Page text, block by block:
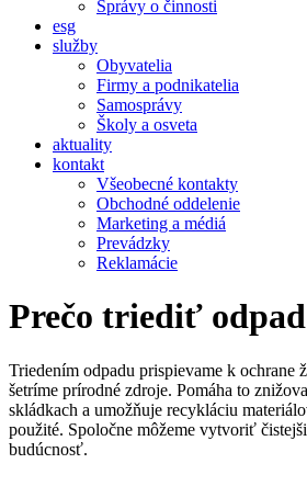
Správy o činnosti
esg
služby
Obyvatelia
Firmy a podnikatelia
Samosprávy
Školy a osveta
aktuality
kontakt
Všeobecné kontakty
Obchodné oddelenie
Marketing a médiá
Prevádzky
Reklamácie
Prečo triediť odpad
Triedením odpadu prispievame k ochrane
šetríme prírodné zdroje. Pomáha to
skládkach a umožňuje recykláciu
použité. Spoločne môžeme vytvoriť
budúcnosť.